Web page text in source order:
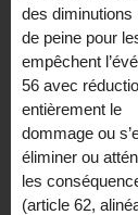
des diminutions
de peine pour
empêchent
56 avec
entièrement le
dommage ou
éliminer ou
les
(article 62,